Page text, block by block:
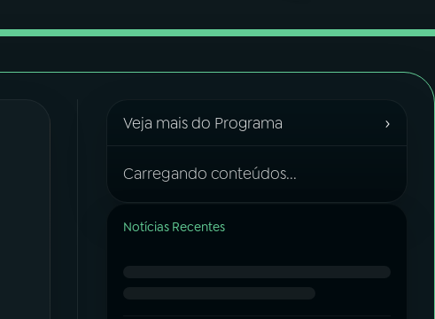
Veja mais do Programa ›
Carregando conteúdos...
Notícias Recentes